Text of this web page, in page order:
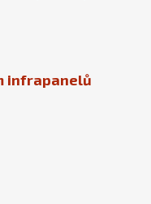
infrapanelů